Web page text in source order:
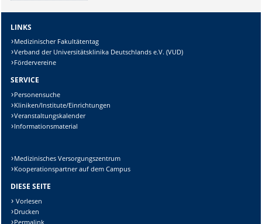
LINKS
Medizinischer Fakultätentag
Verband der Universitätsklinika Deutschlands e.V. (VUD)
Fördervereine
SERVICE
Personensuche
Kliniken/Institute/Einrichtungen
Veranstaltungskalender
Informationsmaterial
Medizinisches Versorgungszentrum
Kooperationspartner auf dem Campus
DIESE SEITE
Vorlesen
Drucken
Permalink